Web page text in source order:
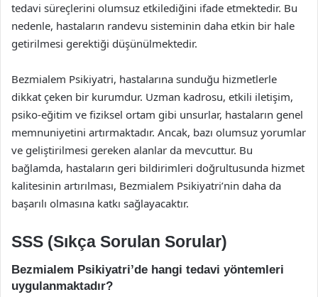
tedavi süreçlerini olumsuz etkilediğini ifade etmektedir. Bu
nedenle, hastaların randevu sisteminin daha etkin bir hale
getirilmesi gerektiği düşünülmektedir.
Bezmialem Psikiyatri, hastalarına sunduğu hizmetlerle
dikkat çeken bir kurumdur. Uzman kadrosu, etkili iletişim,
psiko-eğitim ve fiziksel ortam gibi unsurlar, hastaların genel
memnuniyetini artırmaktadır. Ancak, bazı olumsuz yorumlar
ve geliştirilmesi gereken alanlar da mevcuttur. Bu
bağlamda, hastaların geri bildirimleri doğrultusunda hizmet
kalitesinin artırılması, Bezmialem Psikiyatri’nin daha da
başarılı olmasına katkı sağlayacaktır.
SSS (Sıkça Sorulan Sorular)
Bezmialem Psikiyatri’de hangi tedavi yöntemleri
uygulanmaktadır?